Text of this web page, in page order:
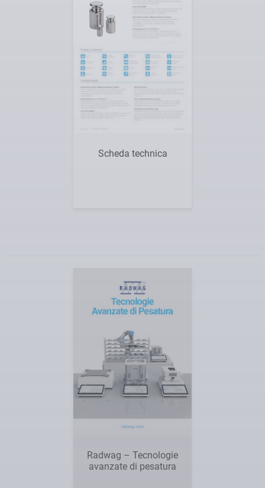
Scheda technica
Radwag – Tecnologie
avanzate di pesatura